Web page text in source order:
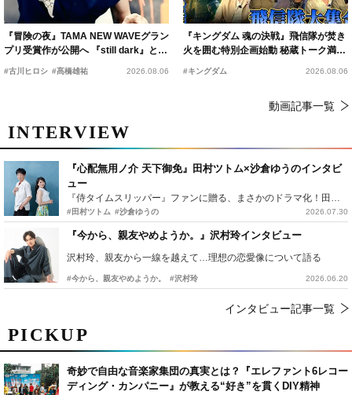
PICKUP
奇妙で自由な音楽家集団の真実とは？『エレファント6レコー
ディング・カンパニー』が教える“好き”を貫くDIY精神
『冒険の夜』TAMA NEW WAVEグラン
プリ受賞作が公開へ 『still dark』と同
時上映決定
#古川ヒロシ #髙橋雄祐 2026.08.06
『キングダム 魂の決戦』飛信隊が焚き
火を囲む特別企画始動 秘蔵トーク満載
の“キングダムキャンプ”開催
#キングダム 2026.08.06
動画記事一覧
INTERVIEW
『心配無用ノ介 天下御免』田村ツトム×沙倉ゆうのインタビ
ュー
『侍タイムスリッパー』ファンに贈る、まさかのドラマ化！田村ツトム×沙倉ゆうのが語る『心配無用ノ介』撮影秘話
#田村ツトム #沙倉ゆうの 2026.07.30
『今から、親友やめようか。』沢村玲インタビュー
沢村玲、親友から一線を越えて…理想の恋愛像について語る
#今から、親友やめようか。 #沢村玲 2026.06.20
インタビュー記事一覧